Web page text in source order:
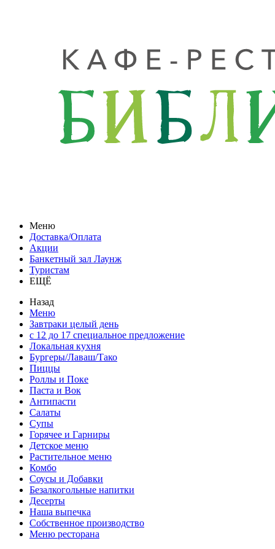
Меню
Доставка/Оплата
Акции
Банкетный зал Лаунж
Туристам
ЕЩЁ
Назад
Меню
Завтраки целый день
с 12 до 17 специальное предложение
Локальная кухня
Бургеры/Лаваш/Тако
Пиццы
Роллы и Поке
Паста и Вок
Антипасти
Салаты
Супы
Горячее и Гарниры
Детское меню
Растительное меню
Комбо
Соусы и Добавки
Безалкогольные напитки
Десерты
Наша выпечка
Собственное производство
Меню ресторана